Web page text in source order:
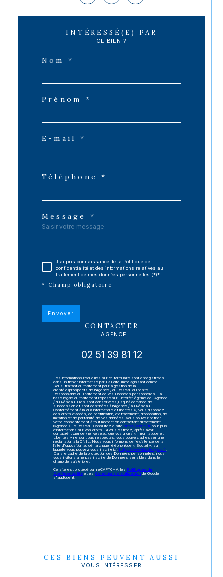
INTÉRESSÉ(E) PAR
CE BIEN ?
Nom *
Prénom *
E-mail *
Téléphone *
Message *
J'ai pris connaissance de la Politique de
confidentialité et des informations relatives au
traitement de mes données personnelles (*)*
* Champ obligatoire
Envoyer
CONTACTER
L'AGENCE
02 51 39 81 12
Les informations recueillies sur ce formulaire sont enregistrées
dans un fichier informatisé par La Boite Immo agissant comme
Sous-traitant du traitement pour la gestion de la
clientèle/prospects de l'Agence / du Réseau qui reste
Responsable du Traitement de vos Données personnelles. La
base légale du traitement repose sur l'intérêt légitime de l'Agence
/ du Réseau. Elles sont conservées jusqu'à demande de
suppression et sont destinées à l'Agence / au Réseau.
Conformément à la loi « informatique et libertés », vous disposez
des droits d’accès, de rectification, d’effacement, d’opposition, de
limitation et de portabilité de vos données. Vous pouvez retirer
votre consentement à tout moment en contactant directement
l’Agence / Le Réseau. Consultez le sitehttps://cnil.fr/fr pour plus
d’informations sur vos droits. Si vous estimez, après avoir
contacté l'Agence / le Réseau, que vos droits « Informatique et
Libertés » ne sont pas respectés, vous pouvez adresser une
réclamation à la CNIL. Nous vous informons de l’existence de la
liste d'opposition au démarchage téléphonique « Bloctel », sur
laquelle vous pouvez vous inscrire ici :https://www.bloctel.gouv.fr.
Dans le cadre de la protection des Données personnelles, nous
vous invitons à ne pas inscrire de Données sensibles dans le
champ de saisie libre.
Ce site est protégé par reCAPTCHA, les Politiques de
Confidentialité et es Conditions d'utilisationde Google
s'appliquent.
CES BIENS PEUVENT AUSSI
VOUS INTÉRESSER